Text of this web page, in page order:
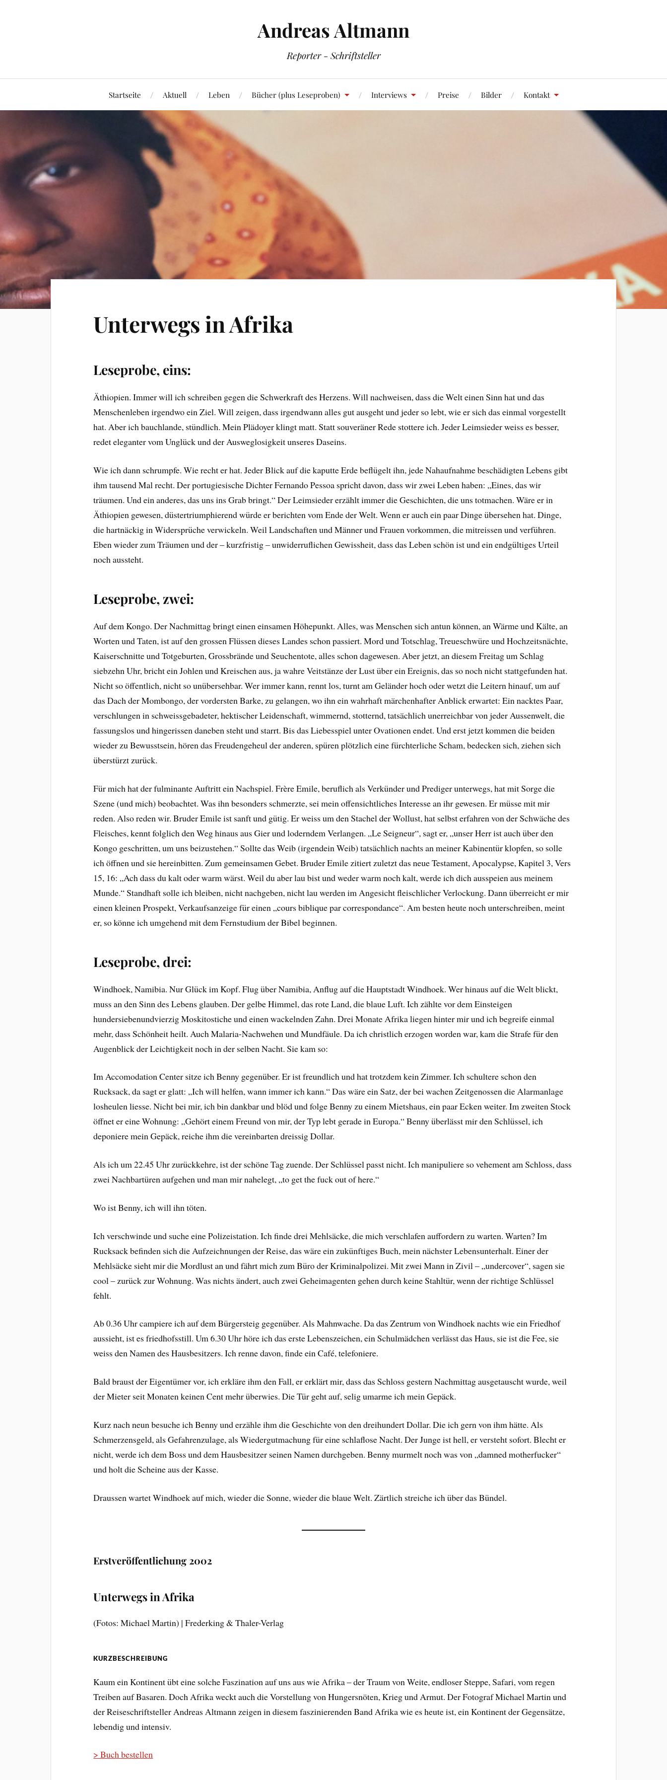
Andreas Altmann
Reporter - Schriftsteller
Startseite Aktuell Leben Bücher (plus Leseproben) Interviews Preise Bilder Kontakt
Unterwegs in Afrika
Leseprobe, eins:
Äthiopien. Immer will ich schreiben gegen die Schwerkraft des Herzens. Will nachweisen, dass die Welt einen Sinn hat und das
Menschenleben irgendwo ein Ziel. Will zeigen, dass irgendwann alles gut ausgeht und jeder so lebt, wie er sich das einmal vorgestellt
hat. Aber ich bauchlande, stündlich. Mein Plädoyer klingt matt. Statt souveräner Rede stottere ich. Jeder Leimsieder weiss es besser,
redet eleganter vom Unglück und der Ausweglosigkeit unseres Daseins.
Wie ich dann schrumpfe. Wie recht er hat. Jeder Blick auf die kaputte Erde beflügelt ihn, jede Nahaufnahme beschädigten Lebens gibt
ihm tausend Mal recht. Der portugiesische Dichter Fernando Pessoa spricht davon, dass wir zwei Leben haben: „Eines, das wir
träumen. Und ein anderes, das uns ins Grab bringt.“ Der Leimsieder erzählt immer die Geschichten, die uns totmachen. Wäre er in
Äthiopien gewesen, düstertriumphierend würde er berichten vom Ende der Welt. Wenn er auch ein paar Dinge übersehen hat. Dinge,
die hartnäckig in Widersprüche verwickeln. Weil Landschaften und Männer und Frauen vorkommen, die mitreissen und verführen.
Eben wieder zum Träumen und der – kurzfristig – unwiderruflichen Gewissheit, dass das Leben schön ist und ein endgültiges Urteil
noch aussteht.
Leseprobe, zwei:
Auf dem Kongo. Der Nachmittag bringt einen einsamen Höhepunkt. Alles, was Menschen sich antun können, an Wärme und Kälte, an
Worten und Taten, ist auf den grossen Flüssen dieses Landes schon passiert. Mord und Totschlag, Treueschwüre und Hochzeitsnächte,
Kaiserschnitte und Totgeburten, Grossbrände und Seuchentote, alles schon dagewesen. Aber jetzt, an diesem Freitag um Schlag
siebzehn Uhr, bricht ein Johlen und Kreischen aus, ja wahre Veitstänze der Lust über ein Ereignis, das so noch nicht stattgefunden hat.
Nicht so öffentlich, nicht so unübersehbar. Wer immer kann, rennt los, turnt am Geländer hoch oder wetzt die Leitern hinauf, um auf
das Dach der Mombongo, der vordersten Barke, zu gelangen, wo ihn ein wahrhaft märchenhafter Anblick erwartet: Ein nacktes Paar,
verschlungen in schweissgebadeter, hektischer Leidenschaft, wimmernd, stotternd, tatsächlich unerreichbar von jeder Aussenwelt, die
fassungslos und hingerissen daneben steht und starrt. Bis das Liebesspiel unter Ovationen endet. Und erst jetzt kommen die beiden
wieder zu Bewusstsein, hören das Freudengeheul der anderen, spüren plötzlich eine fürchterliche Scham, bedecken sich, ziehen sich
überstürzt zurück.
Für mich hat der fulminante Auftritt ein Nachspiel. Frère Emile, beruflich als Verkünder und Prediger unterwegs, hat mit Sorge die
Szene (und mich) beobachtet. Was ihn besonders schmerzte, sei mein offensichtliches Interesse an ihr gewesen. Er müsse mit mir
reden. Also reden wir. Bruder Emile ist sanft und gütig. Er weiss um den Stachel der Wollust, hat selbst erfahren von der Schwäche des
Fleisches, kennt folglich den Weg hinaus aus Gier und loderndem Verlangen. „Le Seigneur“, sagt er, „unser Herr ist auch über den
Kongo geschritten, um uns beizustehen.“ Sollte das Weib (irgendein Weib) tatsächlich nachts an meiner Kabinentür klopfen, so solle
ich öffnen und sie hereinbitten. Zum gemeinsamen Gebet. Bruder Emile zitiert zuletzt das neue Testament, Apocalypse, Kapitel 3, Vers
15, 16: „Ach dass du kalt oder warm wärst. Weil du aber lau bist und weder warm noch kalt, werde ich dich ausspeien aus meinem
Munde.“ Standhaft solle ich bleiben, nicht nachgeben, nicht lau werden im Angesicht fleischlicher Verlockung. Dann überreicht er mir
einen kleinen Prospekt, Verkaufsanzeige für einen „cours biblique par correspondance“. Am besten heute noch unterschreiben, meint
er, so könne ich umgehend mit dem Fernstudium der Bibel beginnen.
Leseprobe, drei:
Windhoek, Namibia. Nur Glück im Kopf. Flug über Namibia, Anflug auf die Hauptstadt Windhoek. Wer hinaus auf die Welt blickt,
muss an den Sinn des Lebens glauben. Der gelbe Himmel, das rote Land, die blaue Luft. Ich zählte vor dem Einsteigen
hundersiebenundvierzig Moskitostiche und einen wackelnden Zahn. Drei Monate Afrika liegen hinter mir und ich begreife einmal
mehr, dass Schönheit heilt. Auch Malaria-Nachwehen und Mundfäule. Da ich christlich erzogen worden war, kam die Strafe für den
Augenblick der Leichtigkeit noch in der selben Nacht. Sie kam so:
Im Accomodation Center sitze ich Benny gegenüber. Er ist freundlich und hat trotzdem kein Zimmer. Ich schultere schon den
Rucksack, da sagt er glatt: „Ich will helfen, wann immer ich kann.“ Das wäre ein Satz, der bei wachen Zeitgenossen die Alarmanlage
losheulen liesse. Nicht bei mir, ich bin dankbar und blöd und folge Benny zu einem Mietshaus, ein paar Ecken weiter. Im zweiten Stock
öffnet er eine Wohnung: „Gehört einem Freund von mir, der Typ lebt gerade in Europa.“ Benny überlässt mir den Schlüssel, ich
deponiere mein Gepäck, reiche ihm die vereinbarten dreissig Dollar.
Als ich um 22.45 Uhr zurückkehre, ist der schöne Tag zuende. Der Schlüssel passt nicht. Ich manipuliere so vehement am Schloss, dass
zwei Nachbartüren aufgehen und man mir nahelegt, „to get the fuck out of here.“
Wo ist Benny, ich will ihn töten.
Ich verschwinde und suche eine Polizeistation. Ich finde drei Mehlsäcke, die mich verschlafen auffordern zu warten. Warten? Im
Rucksack befinden sich die Aufzeichnungen der Reise, das wäre ein zukünftiges Buch, mein nächster Lebensunterhalt. Einer der
Mehlsäcke sieht mir die Mordlust an und fährt mich zum Büro der Kriminalpolizei. Mit zwei Mann in Zivil – „undercover“, sagen sie
cool – zurück zur Wohnung. Was nichts ändert, auch zwei Geheimagenten gehen durch keine Stahltür, wenn der richtige Schlüssel
fehlt.
Ab 0.36 Uhr campiere ich auf dem Bürgersteig gegenüber. Als Mahnwache. Da das Zentrum von Windhoek nachts wie ein Friedhof
aussieht, ist es friedhofsstill. Um 6.30 Uhr höre ich das erste Lebenszeichen, ein Schulmädchen verlässt das Haus, sie ist die Fee, sie
weiss den Namen des Hausbesitzers. Ich renne davon, finde ein Café, telefoniere.
Bald braust der Eigentümer vor, ich erkläre ihm den Fall, er erklärt mir, dass das Schloss gestern Nachmittag ausgetauscht wurde, weil
der Mieter seit Monaten keinen Cent mehr überwies. Die Tür geht auf, selig umarme ich mein Gepäck.
Kurz nach neun besuche ich Benny und erzähle ihm die Geschichte von den dreihundert Dollar. Die ich gern von ihm hätte. Als
Schmerzensgeld, als Gefahrenzulage, als Wiedergutmachung für eine schlaflose Nacht. Der Junge ist hell, er versteht sofort. Blecht er
nicht, werde ich dem Boss und dem Hausbesitzer seinen Namen durchgeben. Benny murmelt noch was von „damned motherfucker“
und holt die Scheine aus der Kasse.
Draussen wartet Windhoek auf mich, wieder die Sonne, wieder die blaue Welt. Zärtlich streiche ich über das Bündel.
Erstveröffentlichung 2002
Unterwegs in Afrika
(Fotos: Michael Martin) | Frederking & Thaler-Verlag
KURZBESCHREIBUNG
Kaum ein Kontinent übt eine solche Faszination auf uns aus wie Afrika – der Traum von Weite, endloser Steppe, Safari, vom regen
Treiben auf Basaren. Doch Afrika weckt auch die Vorstellung von Hungersnöten, Krieg und Armut. Der Fotograf Michael Martin und
der Reiseschriftsteller Andreas Altmann zeigen in diesem faszinierenden Band Afrika wie es heute ist, ein Kontinent der Gegensätze,
lebendig und intensiv.
> Buch bestellen